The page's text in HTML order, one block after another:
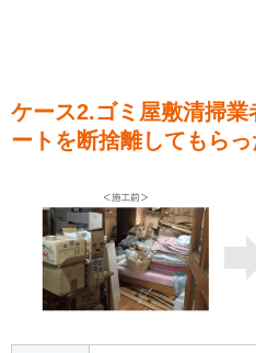
ケース2.ゴミ屋敷清掃
ートを断捨離してもら